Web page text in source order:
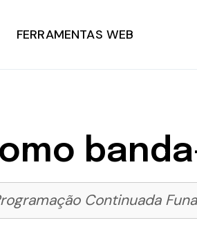
FERRAMENTAS WEB
Continuada